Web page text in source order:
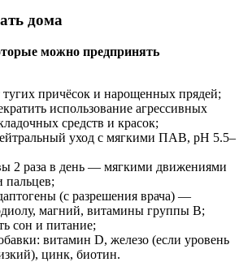
дома
можно предпринять
тугих причёсок и нарощенных прядей;
использование агрессивных
средств и красок;
уход с мягкими ПАВ, pH 5.5–
2 раза в день — мягкими движениями
пальцев;
(с разрешения врача) —
магний, витамины группы B;
сон и питание;
витамин D, железо (если уровень
цинк, биотин.